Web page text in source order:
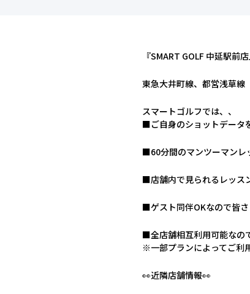
『SMART GOLF 中延駅前
東急大井町線、都営浅草線
スマートゴルフでは、、
■ご自身のショットデータ
■60分間のマンツーマンレ
■店舗内で見られるレッス
■ゲスト同伴OKなので皆
■全店舗相互利用可能なの
※一部プランによってご利
👀近隣店舗情報👀